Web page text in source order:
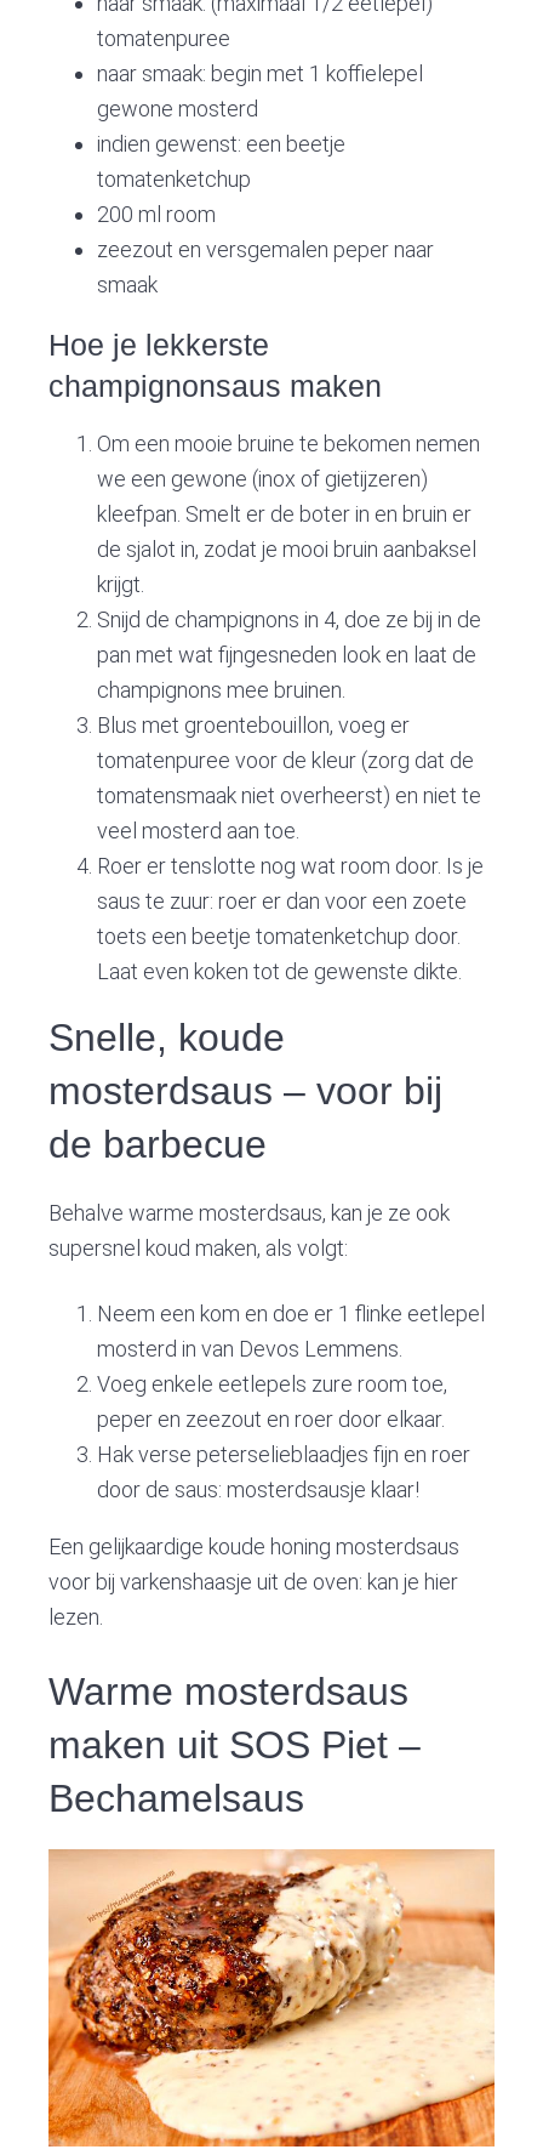
tomatenpuree
naar smaak: begin met 1 koffielepel
gewone mosterd
indien gewenst: een beetje
tomatenketchup
200 ml room
zeezout en versgemalen peper naar
smaak
Hoe je lekkerste
champignonsaus maken
Om een mooie bruine te bekomen nemen
we een gewone (inox of gietijzeren)
kleefpan. Smelt er de boter in en bruin er
de sjalot in, zodat je mooi bruin aanbaksel
krijgt.
Snijd de champignons in 4, doe ze bij in de
pan met wat fijngesneden look en laat de
champignons mee bruinen.
Blus met groentebouillon, voeg er
tomatenpuree voor de kleur (zorg dat de
tomatensmaak niet overheerst) en niet te
veel mosterd aan toe.
Roer er tenslotte nog wat room door. Is je
saus te zuur: roer er dan voor een zoete
toets een beetje tomatenketchup door.
Laat even koken tot de gewenste dikte.
Snelle, koude
mosterdsaus – voor bij
de barbecue
Behalve warme mosterdsaus, kan je ze ook
supersnel koud maken, als volgt:
Neem een kom en doe er 1 flinke eetlepel
mosterd in van Devos Lemmens.
Voeg enkele eetlepels zure room toe,
peper en zeezout en roer door elkaar.
Hak verse peterselieblaadjes fijn en roer
door de saus: mosterdsausje klaar!
Een gelijkaardige koude honing mosterdsaus
voor bij varkenshaasje uit de oven: kan je hier
lezen.
Warme mosterdsaus
maken uit SOS Piet –
Bechamelsaus